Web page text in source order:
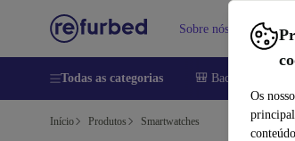
Os
Sobre nós Vender
Todas as categorias 🎒 Back to school
Início Produtos Smartwatches